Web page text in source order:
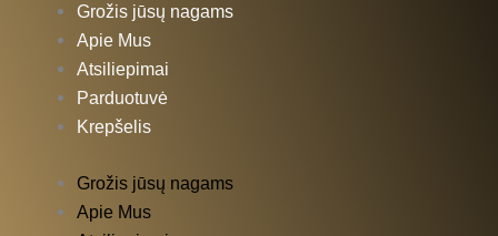
Grožis jūsų nagams
Apie Mus
Atsiliepimai
Parduotuvė
Krepšelis
Grožis jūsų nagams
Apie Mus